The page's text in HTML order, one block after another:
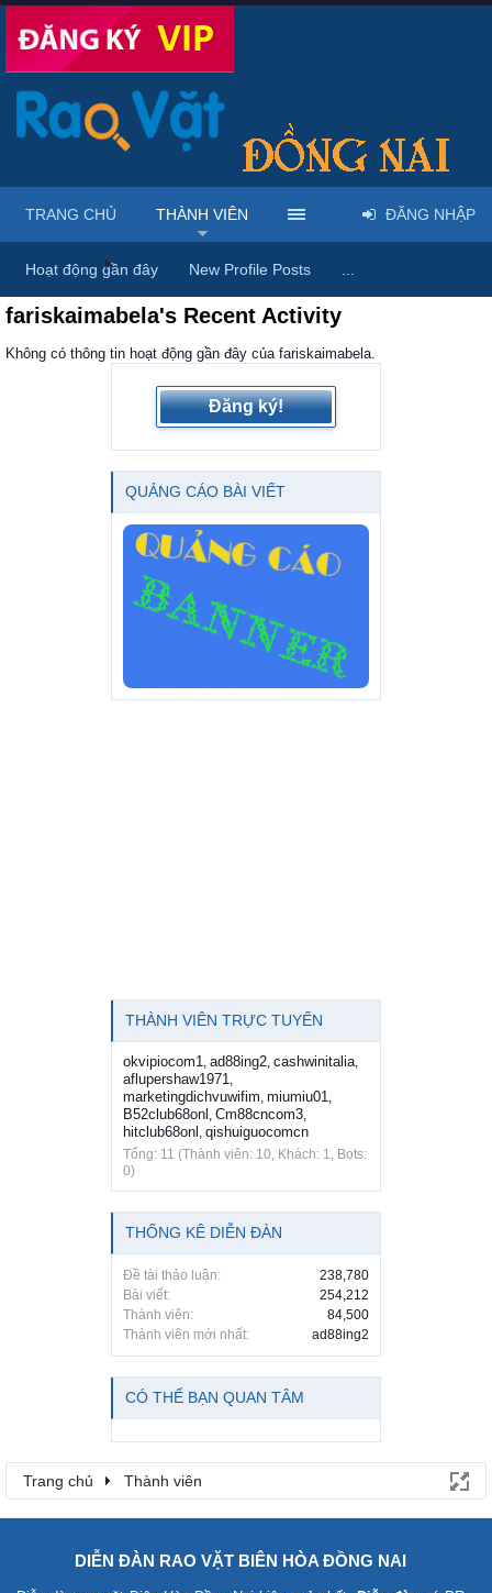
Trang chủ Thành viên
fariskaimabela's Recent Activity
Không có thông tin hoạt động gần đây của fariskaimabela.
Đăng ký!
QUẢNG CÁO BÀI VIẾT
THÀNH VIÊN TRỰC TUYẾN
okvipiocom1, ad88ing2, cashwinitalia,
aflupershaw1971,
marketingdichvuwifim, miumiu01,
B52club68onl , Cm88cncom3,
hitclub68onl , qishuiguocomcn
Tổng: 11 (Thành viên: 10, Khách: 1, Bots:
0)
THỐNG KÊ DIỄN ĐÀN
Đề tài thảo luận:
238,780
Bài viết:
254,212
Thành viên:
84,500
Thành viên mới nhất:
ad88ing2
CÓ THỂ BẠN QUAN TÂM
Trang chủ Thành viên
TRANG CHỦ THÀNH VIÊN
Hoạt động gần đây New Profile Posts
ĐĂNG NHẬP
DIỄN ĐÀN RAO VẶT BIÊN HÒA ĐỒNG NAI